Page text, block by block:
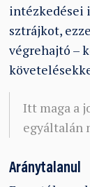
intézkedései
sztrájkot,
végrehajtó –
Itt maga a
egyáltalán
Aránytalanul